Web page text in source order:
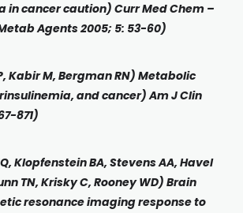
in cancer caution) Curr Med Chem –
Agents 2005; 5: 53-60)
Kabir M, Bergman RN) Metabolic
and cancer) Am J Clin
871)
Klopfenstein BA, Stevens AA, Havel
TN, Krisky C, Rooney WD) Brain
resonance imaging response to